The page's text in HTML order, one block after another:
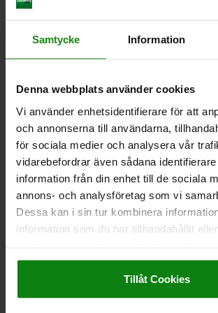
Samtycke Information
Denna webbplats använder cookies
Vi använder enhetsidentifierare för att
och annonserna till användarna,
för sociala medier och analysera vår
vidarebefordrar även sådana
information från din enhet till de sociala
annons- och analysföretag som vi
Dessa kan i sin tur kombinera
information som du har tillhandahållit
Impressum|Dataskydd|AGB
Tillåt Cookies
Andra kunder
i stål eller rostfritt stål, kort version,